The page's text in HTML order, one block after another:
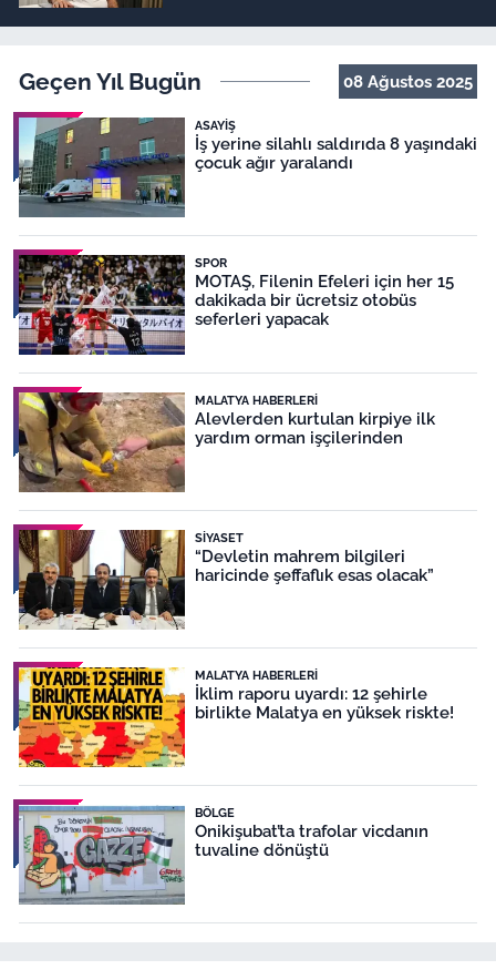
Geçen Yıl Bugün 08 Ağustos 2025
ASAYIŞ
İş yerine silahlı saldırıda 8 yaşındaki
çocuk ağır yaralandı
SPOR
MOTAŞ, Filenin Efeleri için her 15
dakikada bir ücretsiz otobüs
seferleri yapacak
MALATYA HABERLERI
Alevlerden kurtulan kirpiye ilk
yardım orman işçilerinden
SIYASET
“Devletin mahrem bilgileri
haricinde şeffaflık esas olacak”
MALATYA HABERLERI
İklim raporu uyardı: 12 şehirle
birlikte Malatya en yüksek riskte!
BÖLGE
Onikişubat’ta trafolar vicdanın
tuvaline dönüştü